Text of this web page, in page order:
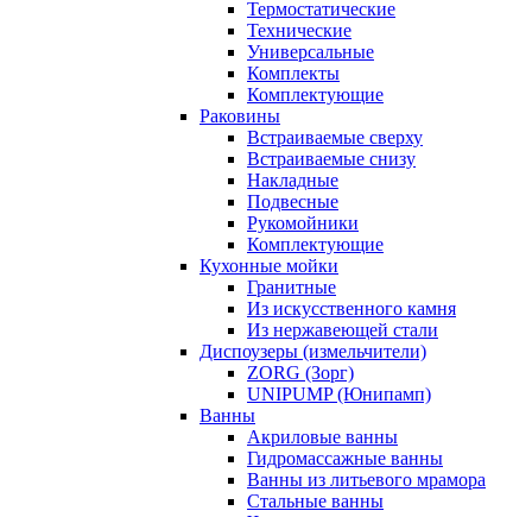
Термостатические
Технические
Универсальные
Комплекты
Комплектующие
Раковины
Встраиваемые сверху
Встраиваемые снизу
Накладные
Подвесные
Рукомойники
Комплектующие
Кухонные мойки
Гранитные
Из искусственного камня
Из нержавеющей стали
Диспоузеры (измельчители)
ZORG (Зорг)
UNIPUMP (Юнипамп)
Ванны
Акриловые ванны
Гидромассажные ванны
Ванны из литьевого мрамора
Стальные ванны